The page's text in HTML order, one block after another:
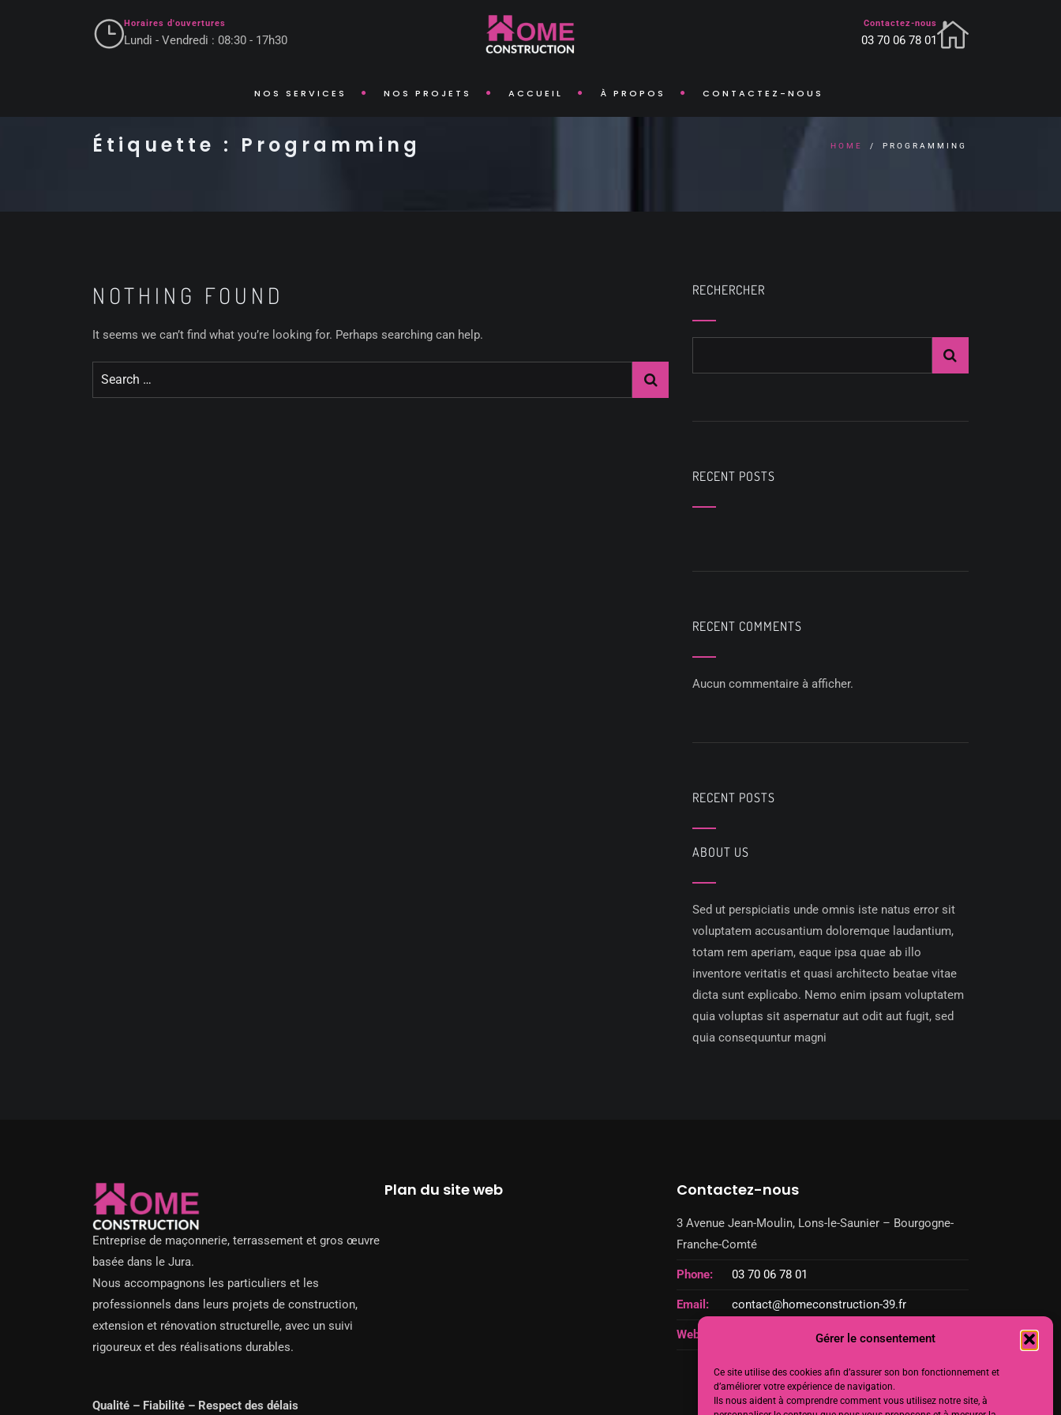
Gérer le consentement
Ce site utilise des cookies afin d’assurer son bon fonctionnement et
d’améliorer votre expérience de navigation.
Ils nous aident à comprendre comment vous utilisez notre site, à
Horaires d'ouvertures
Lundi - Vendredi : 08:30 - 17h30
Contactez-nous
03 70 06 78 01
NOS SERVICES NOS PROJETS ACCUEIL À PROPOS CONTACTEZ-NOUS
Étiquette : Programming HOME PROGRAMMING
NOTHING FOUND
It seems we can’t find what you’re looking for. Perhaps searching can help.
RECHERCHER
RECENT POSTS
RECENT COMMENTS
Aucun commentaire à afficher.
RECENT POSTS
ABOUT US
Sed ut perspiciatis unde omnis iste natus error sit
voluptatem accusantium doloremque laudantium,
totam rem aperiam, eaque ipsa quae ab illo
inventore veritatis et quasi architecto beatae vitae
dicta sunt explicabo. Nemo enim ipsam voluptatem
quia voluptas sit aspernatur aut odit aut fugit, sed
quia consequuntur magni
Entreprise de maçonnerie, terrassement et gros œuvre
basée dans le Jura.
Nous accompagnons les particuliers et les
professionnels dans leurs projets de construction,
extension et rénovation structurelle, avec un suivi
rigoureux et des réalisations durables.
Qualité – Fiabilité – Respect des délais
Plan du site web Contactez-nous
3 Avenue Jean-Moulin, Lons-le-Saunier – Bourgogne-
Franche-Comté
Phone: 03 70 06 78 01
Email: contact@homeconstruction-39.fr
Web: homeconstruction-39.fr